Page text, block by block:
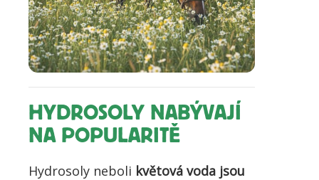
HYDROSOLY NABÝVAJÍ
NA POPULARITĚ
Hydrosoly neboli květová voda jsou